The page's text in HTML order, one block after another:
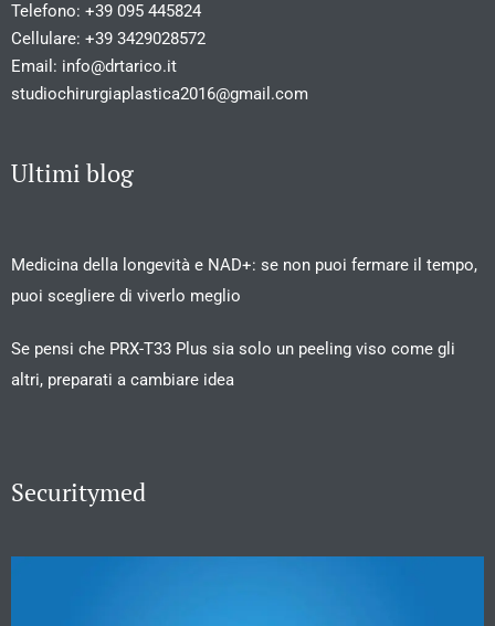
Telefono: +39 095 445824
Cellulare: +39 3429028572
Email: info@drtarico.it
studiochirurgiaplastica2016@gmail.com
Ultimi blog
Medicina della longevità e NAD+: se non puoi fermare il tempo,
puoi scegliere di viverlo meglio
Se pensi che PRX-T33 Plus sia solo un peeling viso come gli
altri, preparati a cambiare idea
Securitymed